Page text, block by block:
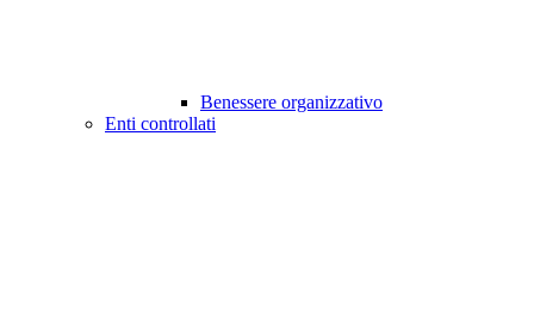
Benessere organizzativo
Enti controllati